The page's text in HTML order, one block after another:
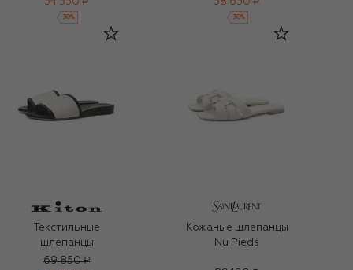
-30% -30%
Текстильные
шлепанцы
69 850 ₽
Кожаные шлепанцы
Nu Pieds